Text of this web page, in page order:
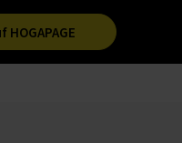
HOGAPAGE